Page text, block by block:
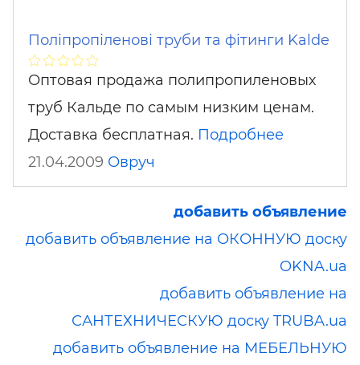
Поліпропіленові труби та фітинги Kalde
Оптовая продажа полипропиленовых
труб Кальде по самым низким ценам.
Доставка бесплатная. Подробнее
21.04.2009 Овруч
добавить объявление
добавить объявление на ОКОННУЮ доску
OKNA.ua
добавить объявление на
САНТЕХНИЧЕСКУЮ доску TRUBA.ua
добавить объявление на МЕБЕЛЬНУЮ